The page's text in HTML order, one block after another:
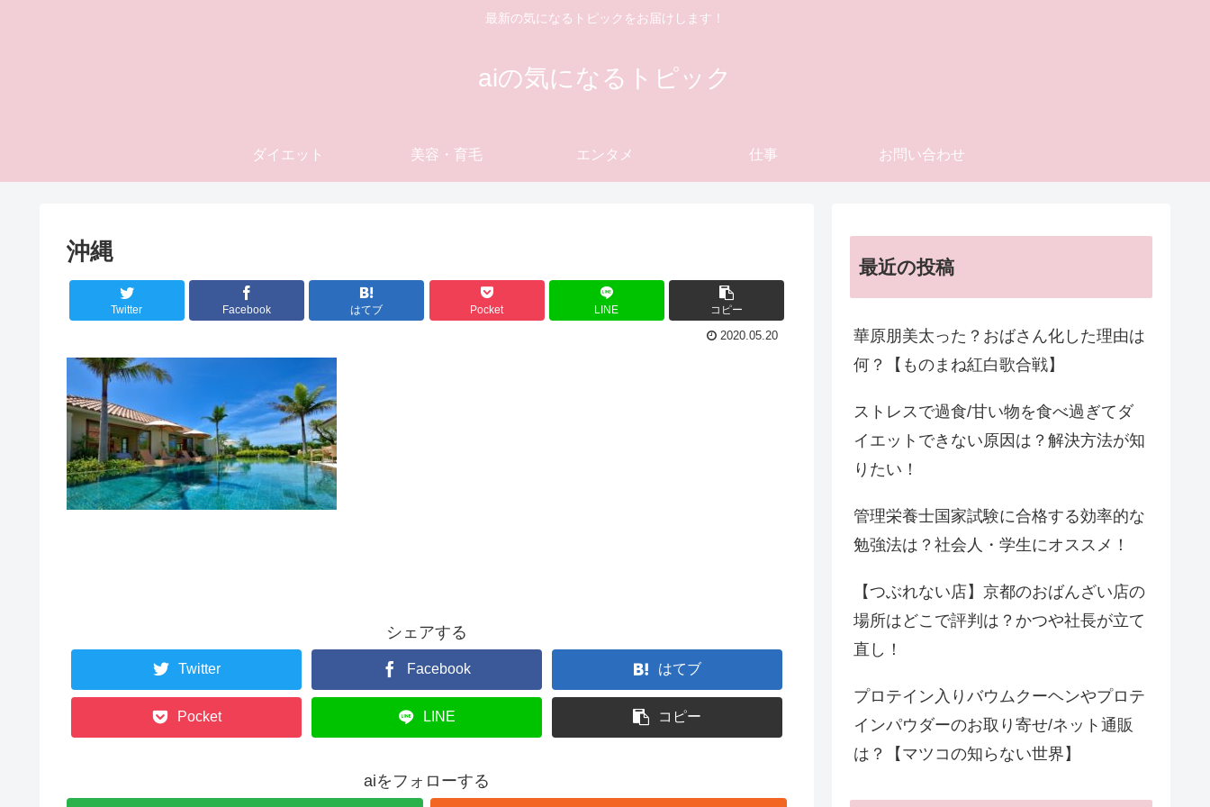
最新の気になるトピックをお届けします！
aiの気になるトピック
ダイエット 美容・育毛 エンタメ 仕事 お問い合わせ
沖縄
Twitter Facebook はてブ Pocket LINE コピー
2020.05.20
シェアする
Twitter Facebook はてブ
Pocket LINE コピー
aiをフォローする
最近の投稿
華原朋美太った？おばさん化した理由は
何？【ものまね紅白歌合戦】
ストレスで過食/甘い物を食べ過ぎてダ
イエットできない原因は？解決方法が知
りたい！
管理栄養士国家試験に合格する効率的な
勉強法は？社会人・学生にオススメ！
【つぶれない店】京都のおばんざい店の
場所はどこで評判は？かつや社長が立て
直し！
プロテイン入りバウムクーヘンやプロテ
インパウダーのお取り寄せ/ネット通販
は？【マツコの知らない世界】